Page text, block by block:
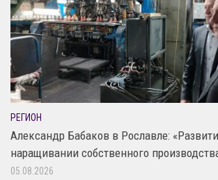
РЕГИОН
Александр Бабаков в Рославле:
наращивании собственного
05.08.2026